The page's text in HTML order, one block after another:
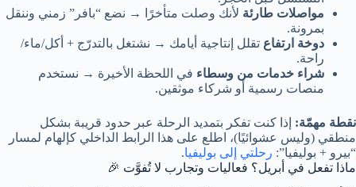
مواصلات طارئة لأنك وصلت متأخرًا → نضع “بافر” زمني وننقل
بمرونة.
دوخة ارتفاع تقلل إنتاجية أيامك → نشتغل بالتدرّج + أكل/ماء/
راحة.
شراء خدمات من وسطاء في اللحظة الأخيرة → نستخدم
منصات رسمية أو شركاء موثقين.
نقطة مهمّة: إذا كنت تفكر بتمديد الرحلة عبر حدود قريبة بشكل
منطقي (وليس عشوائيًا)، اطلع على هذا الرابط الداخلي كإلهام لمسار
“بيرو + بوليفيا”: رحلتي إلى بوليفيا.
ماذا تفعل في أبريل؟ فعاليات وتجارب لا تُفوَّت 🎉